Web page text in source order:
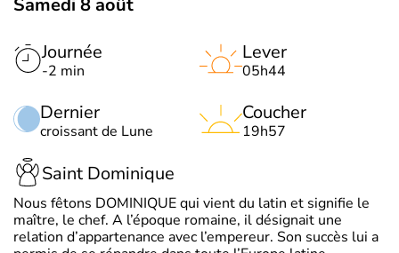
Journée
-2 min
Dernier
croissant de Lune
Lever
05h44
Coucher
19h57
Saint Dominique
Nous fêtons DOMINIQUE qui vient du latin et signifie le
maître, le chef. A l’époque romaine, il désignait une
relation d’appartenance avec l’empereur. Son succès lui a